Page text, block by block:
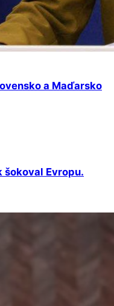
a Maďarsko
šokoval Evropu.